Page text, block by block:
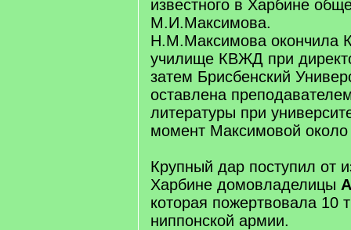
известного в Харбине
М.И.Максимова.
Н.М.Максимова окончила
училище КВЖД при
затем Брисбенский
оставлена
литературы при
момент Максимовой около
Крупный дар поступил от
Харбине домовладелицы
которая пожертвовала 10
ниппонской армии.